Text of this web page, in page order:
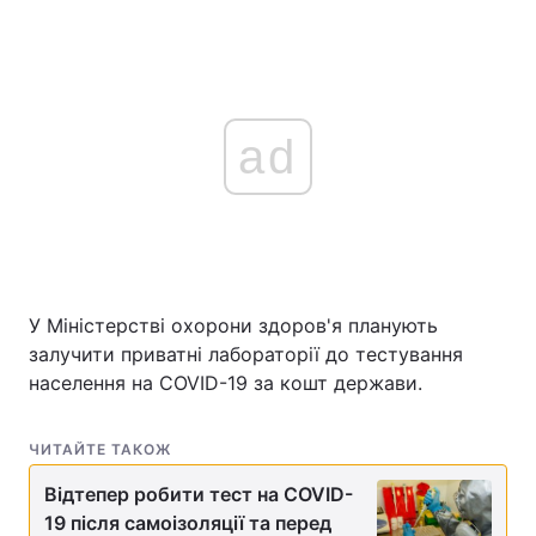
ad
У Міністерстві охорони здоров'я планують
залучити приватні лабораторії до тестування
населення на COVID-19 за кошт держави.
ЧИТАЙТЕ ТАКОЖ
Відтепер робити тест на COVID-
19 після самоізоляції та перед